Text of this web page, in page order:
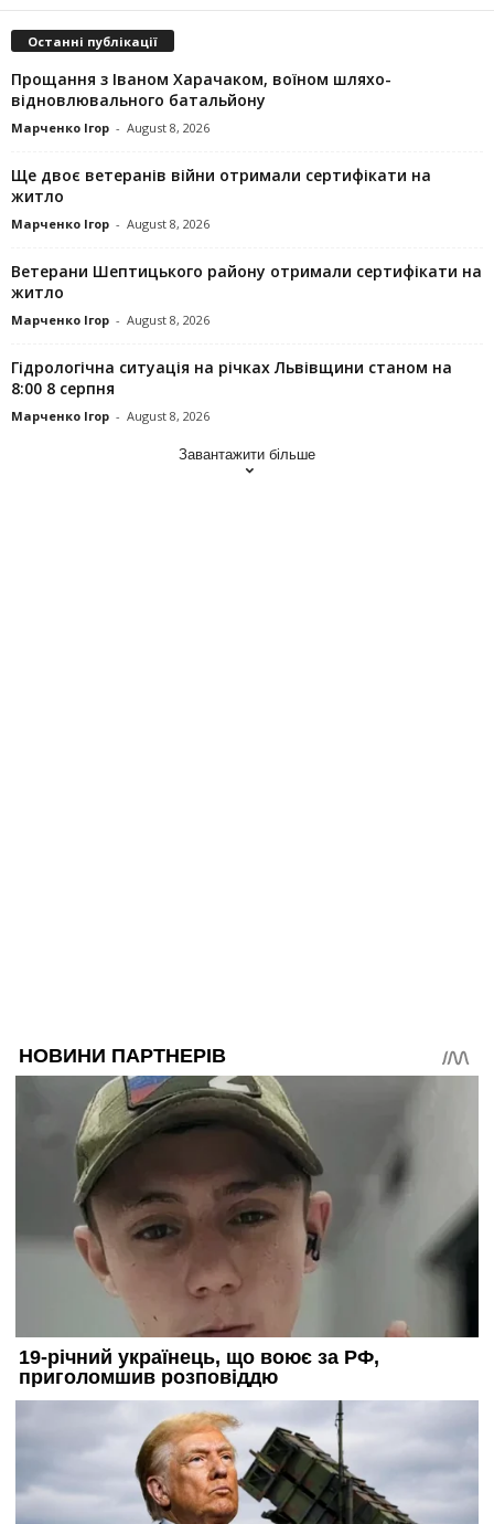
Останні публікації
Прощання з Іваном Харачаком, воїном шляхо-
відновлювального батальйону
Марченко Ігор - August 8, 2026
Ще двоє ветеранів війни отримали сертифікати на
житло
Марченко Ігор - August 8, 2026
Ветерани Шептицького району отримали сертифікати на
житло
Марченко Ігор - August 8, 2026
Гідрологічна ситуація на річках Львівщини станом на
8:00 8 серпня
Марченко Ігор - August 8, 2026
Завантажити більше